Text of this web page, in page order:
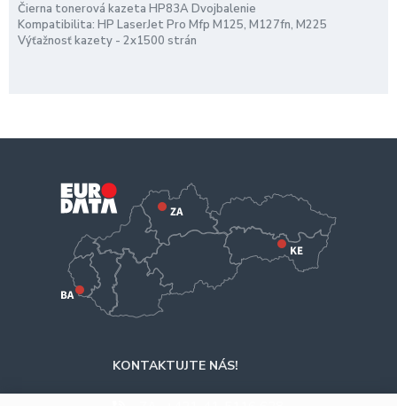
Čierna tonerová kazeta HP83A Dvojbalenie
Kompatibilita: HP LaserJet Pro Mfp M125, M127fn, M225
Výťažnosť kazety - 2x1500 strán
KONTAKTUJTE NÁS!